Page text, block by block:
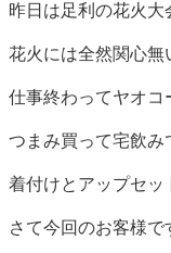
昨日は足利の花火大
花火には全然関心無
仕事終わってヤオコ
つまみ買って宅飲み
着付けとアップセッ
さて今回のお客様で